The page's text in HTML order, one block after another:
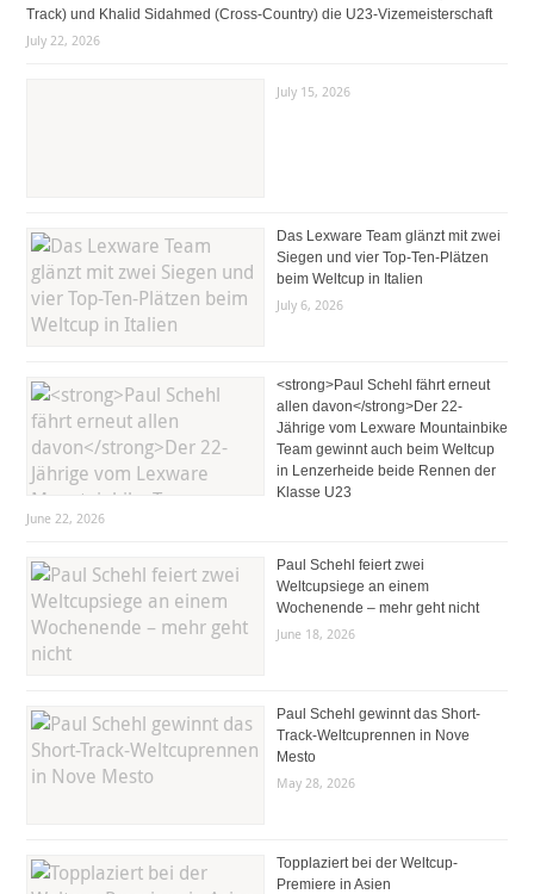
Track) und Khalid Sidahmed (Cross-Country) die U23-Vizemeisterschaft
July 22, 2026
July 15, 2026
Das Lexware Team glänzt mit zwei
Siegen und vier Top-Ten-Plätzen
beim Weltcup in Italien
July 6, 2026
<strong>Paul Schehl fährt erneut
allen davon</strong>Der 22-
Jährige vom Lexware Mountainbike
Team gewinnt auch beim Weltcup
in Lenzerheide beide Rennen der
Klasse U23
June 22, 2026
Paul Schehl feiert zwei
Weltcupsiege an einem
Wochenende – mehr geht nicht
June 18, 2026
Paul Schehl gewinnt das Short-
Track-Weltcuprennen in Nove
Mesto
May 28, 2026
Topplaziert bei der Weltcup-
Premiere in Asien